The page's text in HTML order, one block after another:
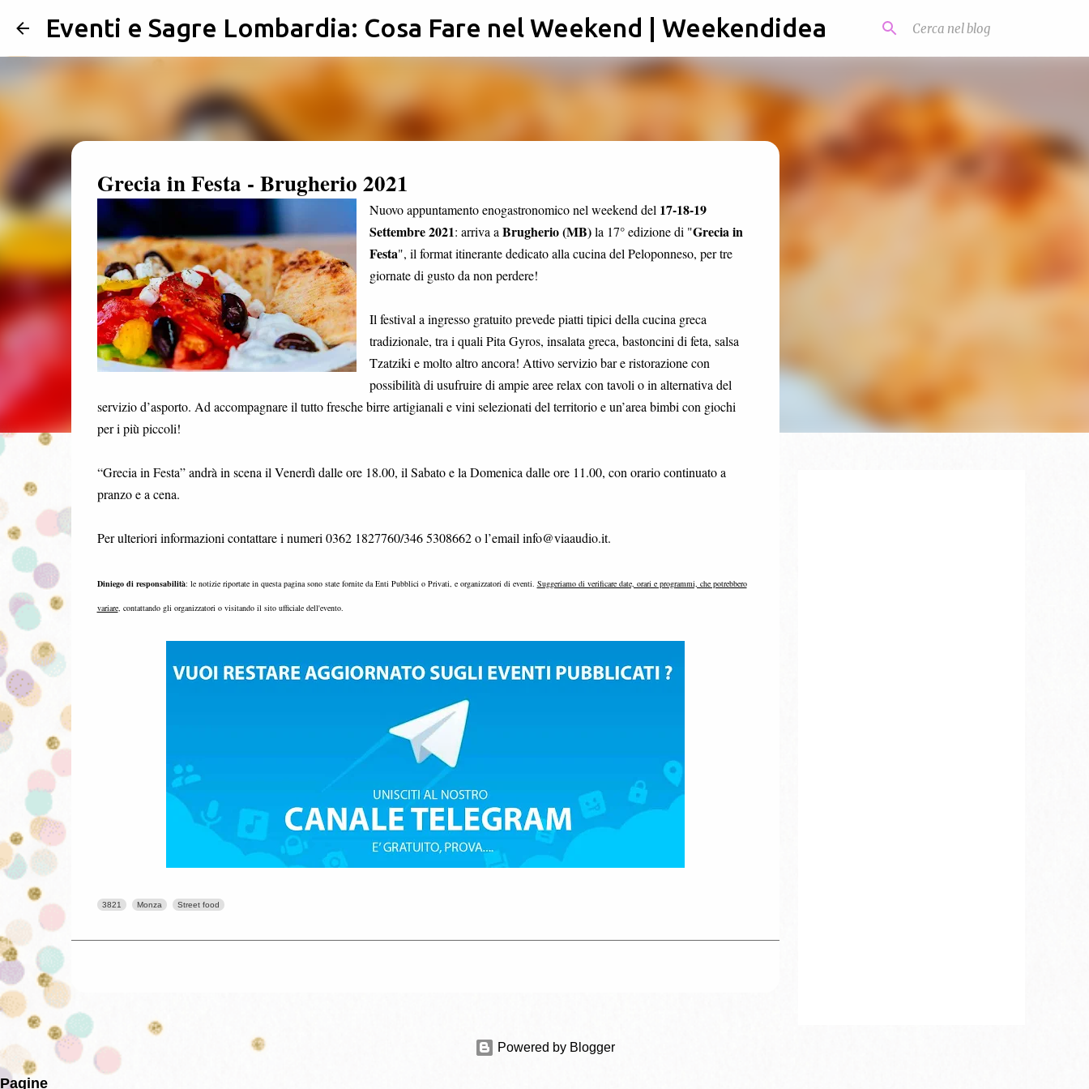
Passa ai contenuti principali
Eventi e Sagre Lombardia: Cosa Fare nel Weekend | Weekendidea
Grecia in Festa - Brugherio 2021
Nuovo appuntamento enogastronomico nel weekend del 17-18-19
Settembre 2021: arriva a Brugherio (MB)la 17° edizione di "Grecia in
Festa", il format itinerante dedicato alla cucina del Peloponneso, per tre
giornate di gusto da non perdere!
Il festival a ingresso gratuito prevede piatti tipici della cucina greca
tradizionale, tra i quali Pita Gyros, insalata greca, bastoncini di feta, salsa
Tzatziki e molto altro ancora! Attivo servizio bar e ristorazione con
possibilità di usufruire di ampie aree relax con tavoli o in alternativa del
servizio d’asporto. Ad accompagnare il tutto fresche birre artigianali e vini selezionati del territorio e un’area bimbi con giochi
per i più piccoli!
“Grecia in Festa” andrà in scena il Venerdì dalle ore 18.00, il Sabato e la Domenica dalle ore 11.00, con orario continuato a
pranzo e a cena.
Per ulteriori informazioni contattare i numeri 0362 1827760/346 5308662 o l’email info@viaaudio.it.
Diniego di responsabilità: le notizie riportate in questa pagina sono state fornite da Enti Pubblici o Privati, e organizzatori di eventi. Suggeriamo di verificare date, orari e programmi, che potrebbero
variare, contattando gli organizzatori o visitando il sito ufficiale dell'evento.
3821 Monza Street food
Powered by Blogger
Pagine